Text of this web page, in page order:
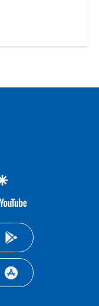
google
youtube-